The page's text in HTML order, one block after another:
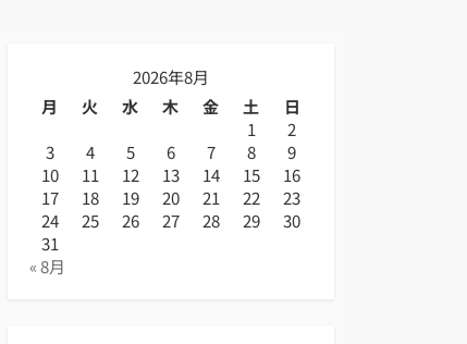
2026年8月
月
火 水 木 金 土
日
1
2
3
4 5 6 7 8
9
10
11 12 13 14 15
16
17
18 19 20 21 22
23
24
25 26 27 28 29
30
31
« 8月